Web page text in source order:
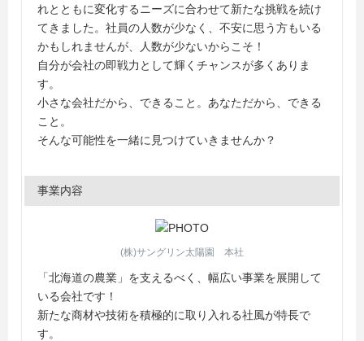
れとともに変化するニーズに合わせて新たな挑戦を続け
てきました。社員の人数が少なく、不安に思う方もいる
かもしれませんが、人数が少ないからこそ！
自分が会社の即戦力として輝くチャンスが多くありま
す。
小さな会社だから、できること。あなただから、できる
こと。
そんな可能性を一緒に見つけていきませんか？
事業内容
(株)サングリン太陽園 本社
「北海道の農業」を支えるべく、幅広い事業を展開して
いる会社です！
新たな商材や技術を積極的に取り入れる社風が特長で
す。